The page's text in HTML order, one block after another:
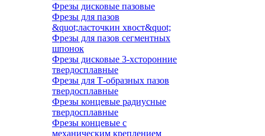
Фрезы дисковые пазовые
Фрезы для пазов
&quot;ласточкин хвост&quot;
Фрезы для пазов сегментных
шпонок
Фрезы дисковые 3-хсторонние
твердосплавные
Фрезы для Т-образных пазов
твердосплавные
Фрезы концевые радиусные
твердосплавные
Фрезы концевые с
механическим креплением